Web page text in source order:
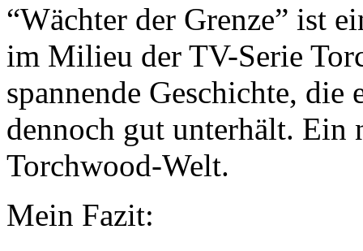
“Wächter der Grenze” ist
im Milieu der TV-Serie
spannende Geschichte,
dennoch gut unterhält. Ein
Torchwood-Welt.
Mein Fazit: